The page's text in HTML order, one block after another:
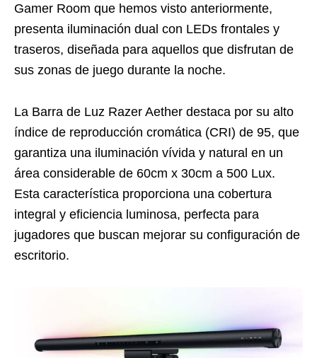
Gamer Room que hemos visto anteriormente,
presenta iluminación dual con LEDs frontales y
traseros, diseñada para aquellos que disfrutan de
sus zonas de juego durante la noche.
La Barra de Luz Razer Aether destaca por su alto
índice de reproducción cromática (CRI) de 95, que
garantiza una iluminación vívida y natural en un
área considerable de 60cm x 30cm a 500 Lux.
Esta característica proporciona una cobertura
integral y eficiencia luminosa, perfecta para
jugadores que buscan mejorar su configuración de
escritorio.